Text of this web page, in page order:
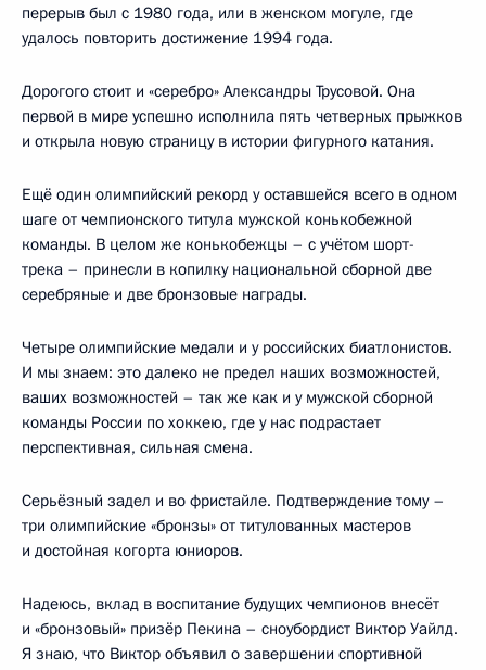
перерыв был с 1980 года, или в женском могуле, где
удалось повторить достижение 1994 года.
Дорогого стоит и «серебро» Александры Трусовой. Она
первой в мире успешно исполнила пять четверных прыжков
и открыла новую страницу в истории фигурного катания.
Ещё один олимпийский рекорд у оставшейся всего в одном
шаге от чемпионского титула мужской конькобежной
команды. В целом же конькобежцы – с учётом шорт-
трека – принесли в копилку национальной сборной две
серебряные и две бронзовые награды.
Четыре олимпийские медали и у российских биатлонистов.
И мы знаем: это далеко не предел наших возможностей,
ваших возможностей – так же как и у мужской сборной
команды России по хоккею, где у нас подрастает
перспективная, сильная смена.
Серьёзный задел и во фристайле. Подтверждение тому –
три олимпийские «бронзы» от титулованных мастеров
и достойная когорта юниоров.
Надеюсь, вклад в воспитание будущих чемпионов внесёт
и «бронзовый» призёр Пекина – сноубордист Виктор Уайлд.
Я знаю, что Виктор объявил о завершении спортивной